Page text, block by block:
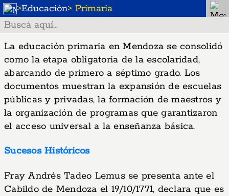
>Educación> Primaria
La educación primaria en Mendoza se consolidó
como la etapa obligatoria de la escolaridad,
abarcando de primero a séptimo grado. Los
documentos muestran la expansión de escuelas
públicas y privadas, la formación de maestros y
la organización de programas que garantizaron
el acceso universal a la enseñanza básica.
Sucesos Históricos
Fray Andrés Tadeo Lemus se presenta ante el
Cabildo de Mendoza el 19/10/1771, declara que es